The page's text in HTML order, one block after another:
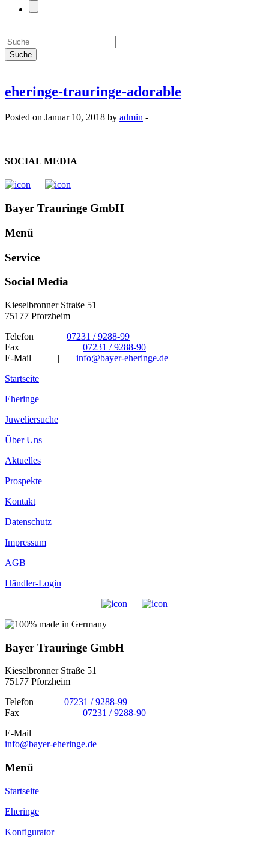
eheringe-trauringe-adorable
Posted on Januar 10, 2018 by admin -
SOCIAL MEDIA
Bayer Trauringe GmbH
Menü
Service
Social Media
Kieselbronner Straße 51
75177 Pforzheim
Telefon
|
07231 / 9288-99
Fax
|
07231 / 9288-90
E-Mail
|
info@bayer-eheringe.de
Startseite
Eheringe
Juweliersuche
Über Uns
Aktuelles
Prospekte
Kontakt
Datenschutz
Impressum
AGB
Händler-Login
Bayer Trauringe GmbH
Kieselbronner Straße 51
75177 Pforzheim
Telefon
|
07231 / 9288-99
Fax
|
07231 / 9288-90
E-Mail
info@bayer-eheringe.de
Menü
Startseite
Eheringe
Konfigurator